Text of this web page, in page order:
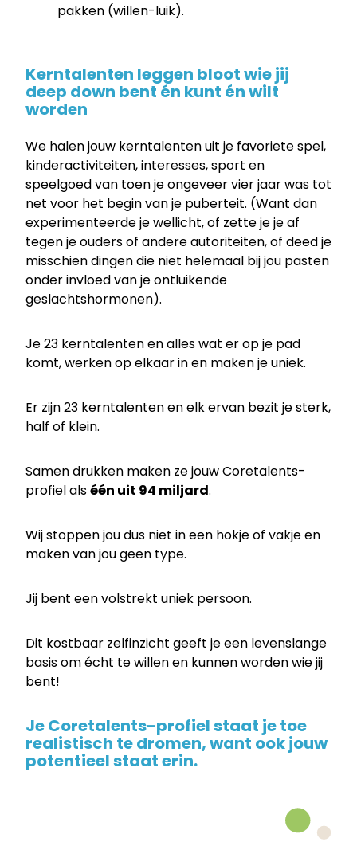
pakken (willen-luik).
Kerntalenten leggen bloot wie jij
deep down bent én kunt én wilt
worden
We halen jouw kerntalenten uit je favoriete spel,
kinderactiviteiten, interesses, sport en
speelgoed van toen je ongeveer vier jaar was tot
net voor het begin van je puberteit. (Want dan
experimenteerde je wellicht, of zette je je af
tegen je ouders of andere autoriteiten, of deed je
misschien dingen die niet helemaal bij jou pasten
onder invloed van je ontluikende
geslachtshormonen).
Je 23 kerntalenten en alles wat er op je pad
komt, werken op elkaar in en maken je uniek.
Er zijn 23 kerntalenten en elk ervan bezit je sterk,
half of klein.
Samen drukken maken ze jouw Coretalents-
profiel alséén uit 94 miljard.
Wij stoppen jou dus niet in een hokje of vakje en
maken van jou geen type.
Jij bent een volstrekt uniek persoon.
Dit kostbaar zelfinzicht geeft je een levenslange
basis om écht te willen en kunnen worden wie jij
bent!
Je Coretalents-profiel staat je toe
realistisch te dromen, want ook jouw
potentieel staat erin.